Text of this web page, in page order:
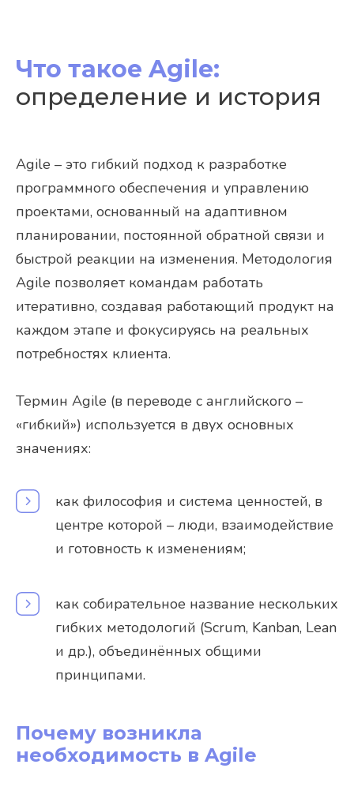
Что такое Agile:
определение и история
Agile – это гибкий подход к разработке
программного обеспечения и управлению
проектами, основанный на адаптивном
планировании, постоянной обратной связи и
быстрой реакции на изменения. Методология
Agile позволяет командам работать
итеративно, создавая работающий продукт на
каждом этапе и фокусируясь на реальных
потребностях клиента.
Термин Agile (в переводе с английского –
«гибкий») используется в двух основных
значениях:
как философия и система ценностей, в
центре которой – люди, взаимодействие
и готовность к изменениям;
как собирательное название нескольких
гибких методологий (Scrum, Kanban, Lean
и др.), объединённых общими
принципами.
Почему возникла
необходимость в Agile